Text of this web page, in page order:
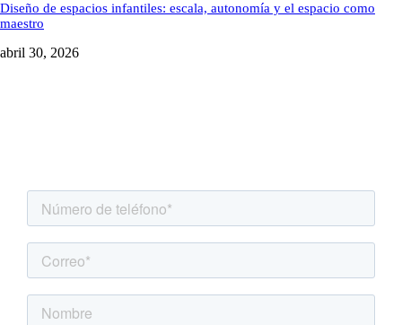
Diseño de espacios infantiles: escala, autonomía y el espacio como
maestro
abril 30, 2026